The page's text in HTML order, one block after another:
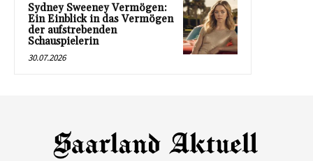
Sydney Sweeney Vermögen:
Ein Einblick in das Vermögen
der aufstrebenden
Schauspielerin
30.07.2026